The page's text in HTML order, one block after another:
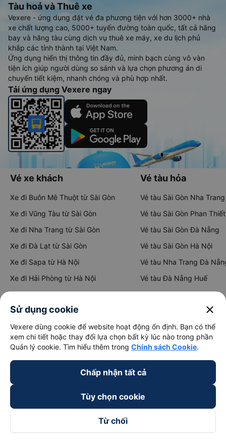
Tàu hoả và Thuê xe
Vexere - ứng dụng đặt vé đa phương tiện với hơn 3000+ nhà
xe chất lượng cao, 5000+ tuyến đường toàn quốc, tất cả hãng
bay và hãng tàu cùng dịch vụ thuê xe máy, xe du lịch phủ
khắp các tỉnh thành tại Việt Nam.
Ứng dụng hiển thị thông tin đầy đủ, minh bạch cùng vô vàn
tiện ích giúp người dùng so sánh và lựa chọn phương án di
chuyển tiết kiệm, nhanh chóng và phù hợp nhất.
Tải ứng dụng Vexere ngay
Vé xe khách
Xe đi Buôn Mê Thuột từ Sài Gòn
Xe đi Vũng Tàu từ Sài Gòn
Xe đi Nha Trang từ Sài Gòn
Xe đi Đà Lạt từ Sài Gòn
Xe đi Sapa từ Hà Nội
Xe đi Hải Phòng từ Hà Nội
Xe đi Vinh từ Hà Nội
Vé tàu hỏa
Vé tàu Sài Gòn Nha Trang
Vé tàu Sài Gòn Phan Thiết
Vé tàu Sài Gòn Đà Nẵng
Vé tàu Sài Gòn Hà Nội
Vé tàu Nha Trang Đà
Vé tàu Đà Nẵng Huế
Vé tàu Hà Nội Vinh
Thuê xe
Hà Nội đi Ninh Bình
Hà Nội đi Hạ Long
Hà Nội đi Sa Pa
Đà Nẵng đi Hội An
Đà Nẵng đi Huế
Sử dụng cookie close
Vexere dùng cookie để website hoạt động ổn định. Bạn có thể
xem chi tiết hoặc thay đổi lựa chọn bất kỳ lúc nào trong phần
Quản lý cookie. Tìm hiểu thêm trong Chính sách Cookie.
Chấp nhận tất cả
Tùy chọn cookie
Từ chối